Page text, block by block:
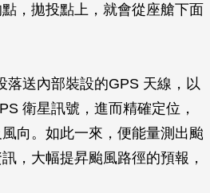
，拋投點上，就會從座艙下面
落送內部裝設的GPS 天線，以
衛星訊號，進而精確定位，
向。如此一來，便能量測出颱
，大幅提昇颱風路徑的預報，